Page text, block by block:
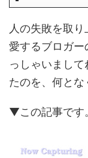
人の失敗を取
愛するブロガー
っしゃいまし
たのを、何とな
▼この記事です